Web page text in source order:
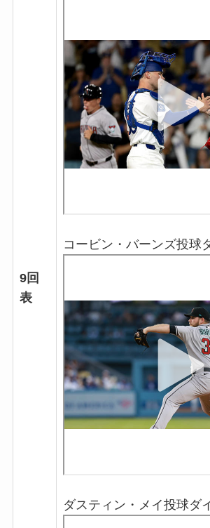
9回
表
コービン・バーンズ投球
ダスティン・メイ投球ダ